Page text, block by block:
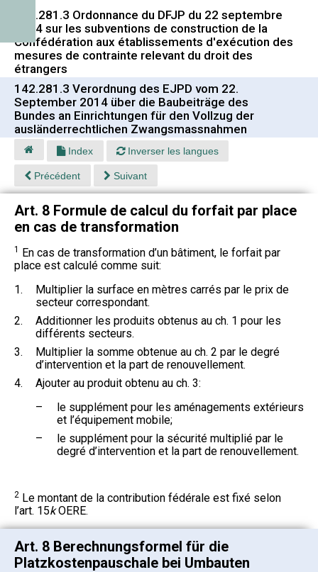
142.281.3 Ordonnance du DFJP du 22 septembre
2014 sur les subventions de construction de la
Confédération aux établissements d'exécution des
mesures de contrainte relevant du droit des
étrangers
142.281.3 Verordnung des EJPD vom 22.
September 2014 über die Baubeiträge des
Bundes an Einrichtungen für den Vollzug der
ausländerrechtlichen Zwangsmassnahmen
Index Inverser les langues
Précédent Suivant
Art. 8 Formule de calcul du forfait par place
en cas de transformation
1 En cas de transformation d’un bâtiment, le forfait par
place est calculé comme suit:
1.
Multiplier la surface en mètres carrés par le prix de
secteur correspondant.
2.
Additionner les produits obtenus au ch. 1 pour les
différents secteurs.
3.
Multiplier la somme obtenue au ch. 2 par le degré
d’intervention et la part de renouvellement.
4.
Ajouter au produit obtenu au ch. 3:
–
le supplément pour les aménagements extérieurs
et l’équipement mobile;
–
le supplément pour la sécurité multiplié par le
degré d’intervention et la part de renouvellement.
2 Le montant de la contribution fédérale est fixé selon
l’art. 15kOERE.
Art. 8 Berechnungsformel für die
Platzkostenpauschale bei Umbauten